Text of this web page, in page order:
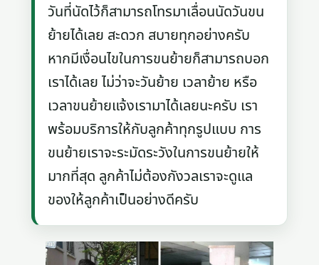
วันที่นัดไว้ก็สามารถโทรมาเลื่อนนัดวันขน
ย้ายได้เลย สะดวก สบายทุกอย่างครับ
หากมีเงื่อนไขในการขนย้ายก็สามารถบอก
เราได้เลย ไม่ว่าจะวันย้าย เวลาย้าย หรือ
เวลาขนย้ายแจ้งเรามาได้เลยนะครับ เรา
พร้อมบริการให้กับลูกค้าทุกรูปแบบ การ
ขนย้ายเราจะระมัดระวังในการขนย้ายให้
มากที่สุด ลูกค้าไม่ต้องกังวลเราจะดูแล
ของให้ลูกค้าเป็นอย่างดีครับ